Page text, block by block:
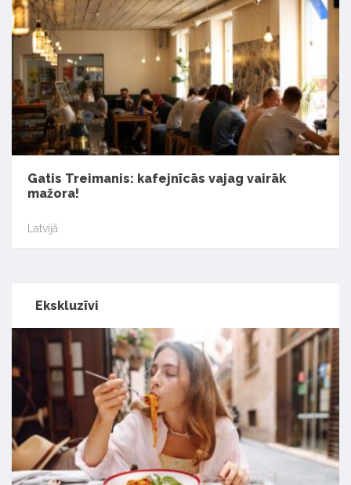
Gatis Treimanis: kafejnīcās vajag vairāk
mažora!
Latvijā
Ekskluzīvi